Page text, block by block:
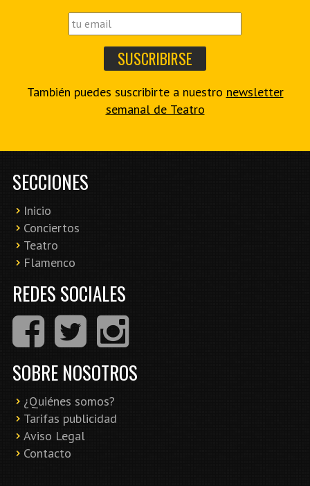
También puedes suscribirte a nuestro newsletter
semanal de Teatro
SECCIONES
Inicio
Conciertos
Teatro
Flamenco
REDES SOCIALES
SOBRE NOSOTROS
¿Quiénes somos?
Tarifas publicidad
Aviso Legal
Contacto